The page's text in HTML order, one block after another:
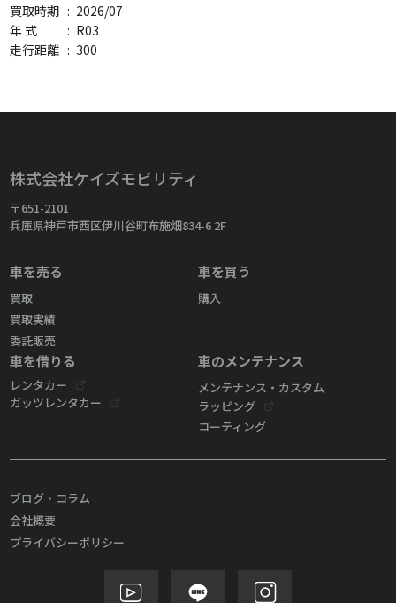
買取時期 : 2026/07
年 式
: R03
走行距離 : 300
株式会社ケイズモビリティ
〒651-2101
兵庫県神戸市西区伊川谷町布施畑834-6 2F
車を売る
買取
買取実績
委託販売
車を買う
購入
車を借りる
レンタカー
ガッツレンタカー
車のメンテナンス
メンテナンス・カスタム
ラッピング
コーティング
ブログ・コラム
会社概要
プライバシーポリシー